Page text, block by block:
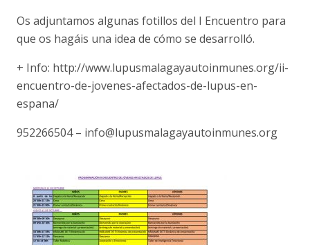
Os adjuntamos algunas fotillos del I Encuentro para
que os hagáis una idea de cómo se desarrolló.
+ Info: http://www.lupusmalagayautoinmunes.org/ii-
encuentro-de-jovenes-afectados-de-lupus-en-
espana/
952266504 – info@lupusmalagayautoinmunes.org